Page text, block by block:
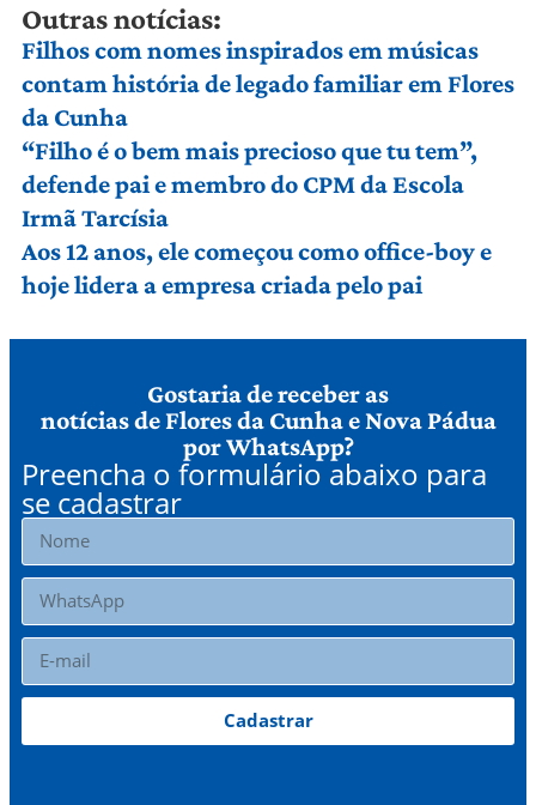
Outras notícias:
Filhos com nomes inspirados em músicas
contam história de legado familiar em Flores
da Cunha
“Filho é o bem mais precioso que tu tem”,
defende pai e membro do CPM da Escola
Irmã Tarcísia
Aos 12 anos, ele começou como office-boy e
hoje lidera a empresa criada pelo pai
Gostaria de receber as
notícias de Flores da Cunha e Nova Pádua
por WhatsApp?
Preencha o formulário abaixo para
se cadastrar
Cadastrar